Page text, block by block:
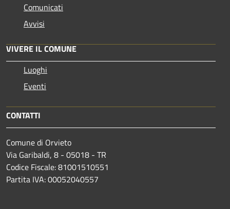
Comunicati
Avvisi
VIVERE IL COMUNE
Luoghi
Eventi
CONTATTI
Comune di Orvieto
Via Garibaldi, 8 - 05018 - TR
Codice Fiscale: 81001510551
Partita IVA: 00052040557